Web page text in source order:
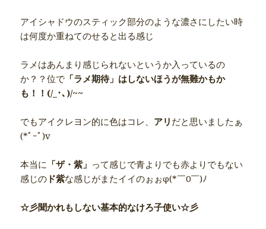
アイシャドウのスティック部分のような濃さにしたい時
は何度か重ねてのせると出る感じ
ラメはあんまり感じられないというか入っているの
か？？位で 「ラメ期待」はしないほうが無難かもか
も！！(/_･､)/~~
でもアイクレヨン的に色はコレ、 アリ だと思いましたぁ
(*ﾟｰﾟ)v
本当に 「ザ・紫」 って感じで青よりでも赤よりでもない
感じの ド紫な感じがまたイイのぉぉφ(*￣0￣)ﾉ
☆彡聞かれもしない基本的なけろ子使い☆彡